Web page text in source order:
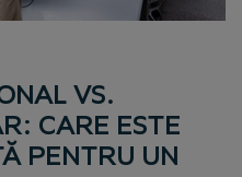
VS.
CARE ESTE
PENTRU UN